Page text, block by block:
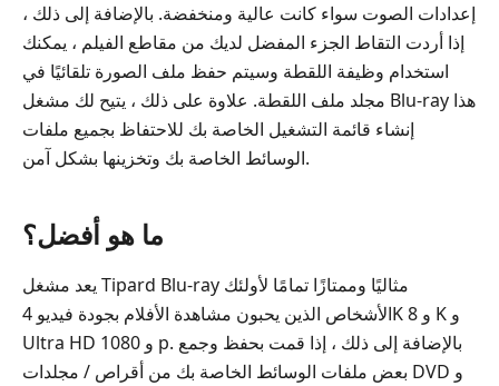
إعدادات الصوت سواء كانت عالية ومنخفضة. بالإضافة إلى ذلك ،
إذا أردت التقاط الجزء المفضل لديك من مقاطع الفيلم ، يمكنك
استخدام وظيفة اللقطة وسيتم حفظ ملف الصورة تلقائيًا في
مجلد ملف اللقطة. علاوة على ذلك ، يتيح لك مشغل Blu-ray هذا
إنشاء قائمة التشغيل الخاصة بك للاحتفاظ بجميع ملفات
الوسائط الخاصة بك وتخزينها بشكل آمن.
ما هو أفضل؟
يعد مشغل Tipard Blu-ray مثاليًا وممتازًا تمامًا لأولئك
الأشخاص الذين يحبون مشاهدة الأفلام بجودة فيديو 4K و 8 K و
Ultra HD و 1080 p. بالإضافة إلى ذلك ، إذا قمت بحفظ وجمع
بعض ملفات الوسائط الخاصة بك من أقراص / مجلدات DVD و